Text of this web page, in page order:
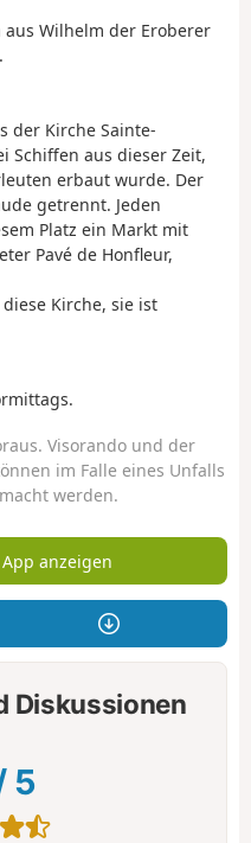
aus Wilhelm der Eroberer
der Kirche Sainte-
Schiffen aus dieser Zeit,
erbaut wurde. Der
getrennt. Jeden
Platz ein Markt mit
Pavé de Honfleur,
Kirche, sie ist
Visorando und der
im Falle eines Unfalls
werden.
anzeigen
Diskussionen
5